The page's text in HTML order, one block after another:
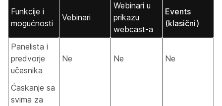
Funkcije i
mogućnosti
Vebinari
Webinari u
prikazu
webcast-a
Events
(klasični)
Panelista i
predvorje
učesnika
Ne Ne Ne
Ćaskanje sa
svima za